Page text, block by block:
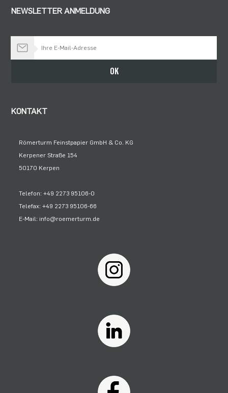
NEWSLETTER ANMELDUNG
OK
KONTAKT
Römerturm Feinstpapier GmbH & Co. KG
Kerpener Straße 154
50170 Kerpen
Telefon: +49 2273 95106-0
Telefax: +49 2273 95106-66
E-Mail: info@roemerturm.de